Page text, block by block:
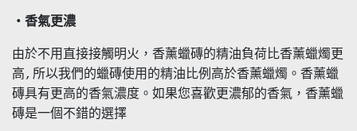
・香氣更濃
由於不用直接接觸明火，香薰蠟磚的精油負荷比香薰蠟燭更
高,所以我們的蠟磚使用的精油比例高於香薰蠟燭。香薰蠟
磚具有更高的香氣濃度。如果您喜歡更濃郁的香氣，香薰蠟
磚是一個不錯的選擇